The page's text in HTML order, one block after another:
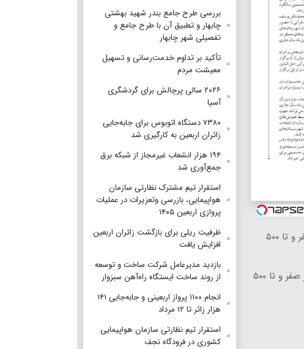
معاملات جهانی طلا با اسپرد صفر و تا ۵۰۰
معاملات جهانی نفت با اسپرد از صفر و تا ۵۰۰
بررسی طرح جامع بندر شهید بهشتی
چابهار و تطبیق آن با طرح جامع و
تفصیلی شهر چابهار
تأکید بر تداوم خدمت‌رسانی و تسهیل
معیشت مردم
۲۰۲۶ سالی پرچالش برای گردشگری
آسیا
۷۳۸۰ دستگاه اتوبوس برای جابه‌جایی
زائران اربعین به‌ کارگیری شد
۱۹۴ هزار انشعاب غیرمجاز از شبکه برق
جمع‌آوری شد
استقرار تیم مشترک نظارتی سازمان
هواپیمایی، بازرسی وتعزیرات در عملیات
پروازی اربعین ۱۴۰۵
ظرفیت ریلی برای بازگشت زائران اربعین
افزایش یافت
بازدید مدیرعامل شرکت ساخت و توسعه
از روند ساخت ایستگاه راه‌آهن سبزوار
انجام ۱۱۰۰ پرواز اربعینی و جابه‌جایی ۱۴۱
هزار زائر تا ۱۲ مرداد
استقرار تیم‌ نظارتی سازمان هواپیمایی
کشوری در فرودگاه نجف